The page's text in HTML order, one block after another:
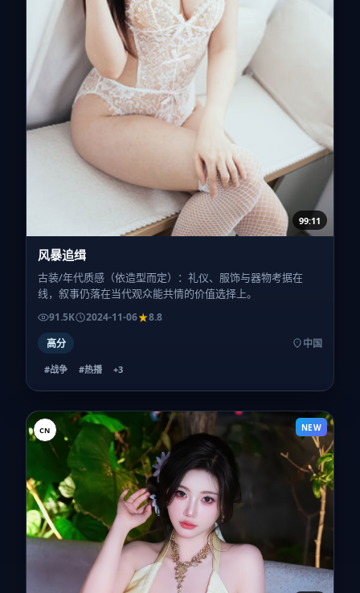
99:11
风暴追缉
古装/年代质感（依造型而定）：礼仪、服饰与器物考据在
线，叙事仍落在当代观众能共情的价值选择上。
91.5K 2024-11-06
8.8
高分
中国
#战争 #热播 +3
CN NEW